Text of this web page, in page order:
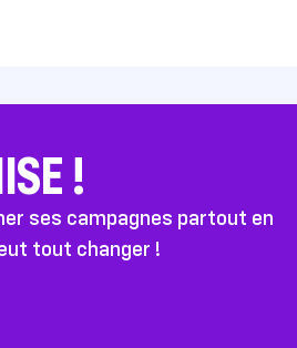
!
ses campagnes partout en
tout changer !